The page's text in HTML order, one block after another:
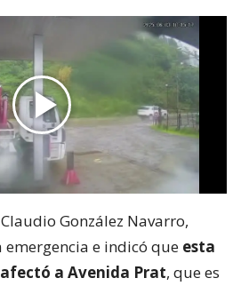
González Navarro,
e indicó que esta
a Avenida Prat, que es